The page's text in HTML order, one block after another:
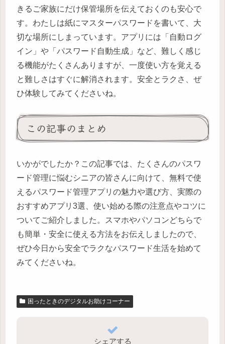
きるご家族にだけ保管場所を伝えておくのも安心で
す。わたしは紙にマスターパスワードを書いて、大
切な場所にしまっています。アプリには「自動ログ
イン」や「パスワード自動生成」など、難しく感じ
る機能がたくさんありますが、一度使い方を覚える
と難しさはすぐに解消されます。安全とラクさ、ぜ
ひ体験してみてくださいね。
この記事のまとめ
いかがでしたか？この記事では、たくさんのパスワ
ード管理に悩むシニアの皆さんに向けて、無料で使
えるパスワード管理アプリの魅力や選び方、実際の
おすすめアプリ3選、使い始める際の注意点やコツに
ついてご紹介しました。スマホやパソコンどちらで
も簡単・安全に使える方法をお伝えしましたので、
ぜひ今日から安全でラクなパスワード生活を始めて
みてくださいね。
困ったときのデジタルお助けコーナー
シェアする